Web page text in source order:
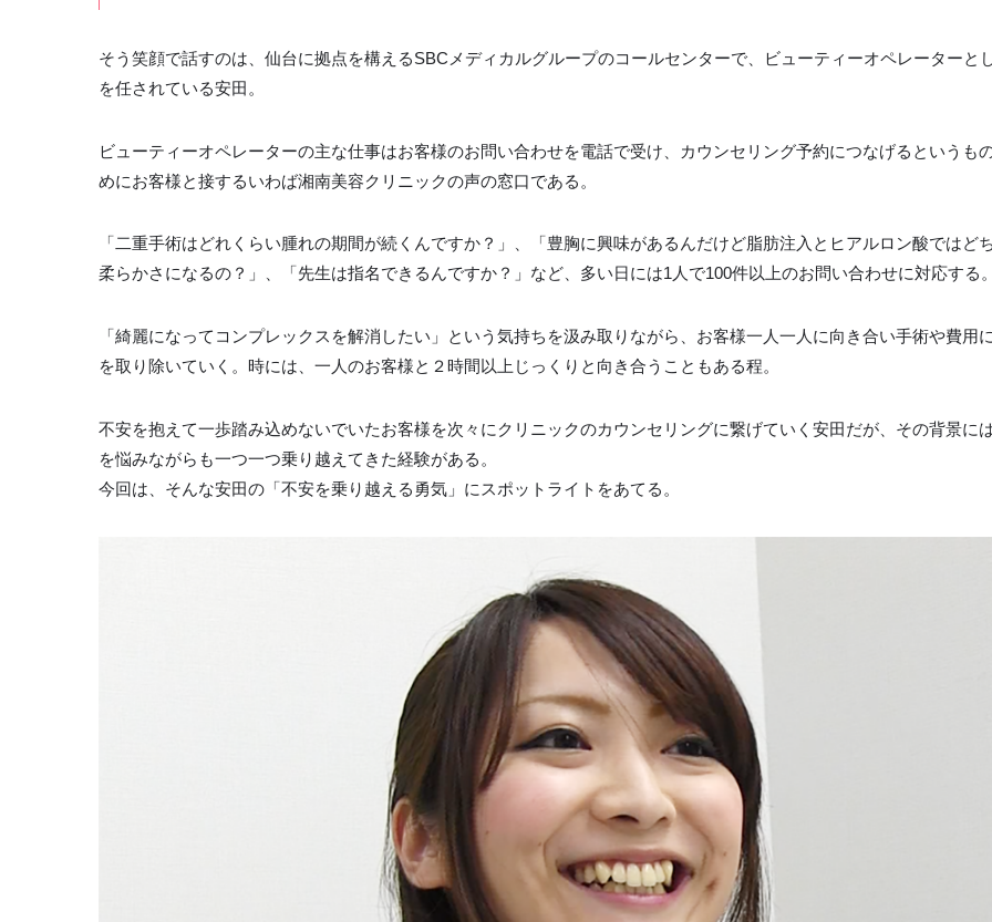
そう笑顔で話すのは、仙台に拠点を構えるSBCメディカルグループのコールセンターで、ビューティーオペレーターと
を任されている安田。
ビューティーオペレーターの主な仕事はお客様のお問い合わせを電話で受け、カウンセリング予約につなげるというも
めにお客様と接するいわば湘南美容クリニックの声の窓口である。
「二重手術はどれくらい腫れの期間が続くんですか？」、「豊胸に興味があるんだけど脂肪注入とヒアルロン酸ではど
柔らかさになるの？」、「先生は指名できるんですか？」など、多い日には1人で100件以上のお問い合わせに対応する
「綺麗になってコンプレックスを解消したい」という気持ちを汲み取りながら、お客様一人一人に向き合い手術や費用
を取り除いていく。時には、一人のお客様と２時間以上じっくりと向き合うこともある程。
不安を抱えて一歩踏み込めないでいたお客様を次々にクリニックのカウンセリングに繋げていく安田だが、その背景に
を悩みながらも一つ一つ乗り越えてきた経験がある。
今回は、そんな安田の「不安を乗り越える勇気」にスポットライトをあてる。